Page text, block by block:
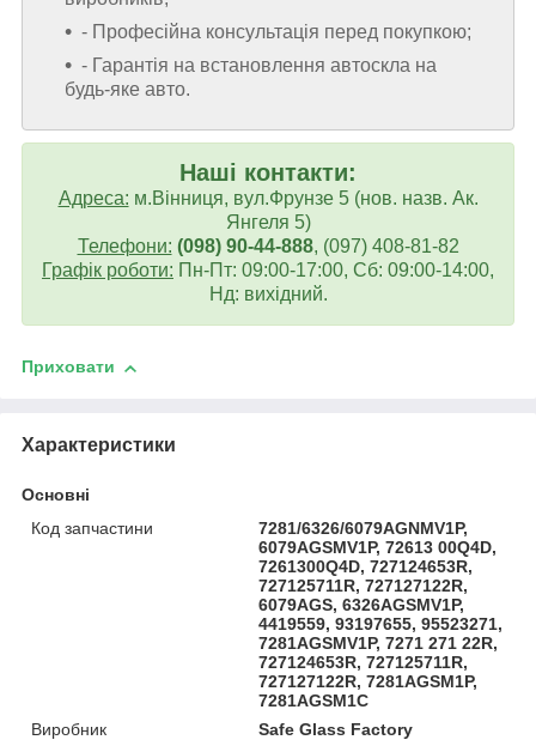
- Професійна консультація перед покупкою;
- Гарантія на встановлення автоскла на
будь-яке авто.
Наші контакти:
Адреса: м.Вінниця, вул.Фрунзе 5 (нов. назв. Ак.
Янгеля 5)
Телефони: (098) 90-44-888, (097) 408-81-82
Графік роботи: Пн-Пт: 09:00-17:00, Сб: 09:00-14:00,
Нд: вихідний.
Приховати
Характеристики
Основні
Код запчастини
7281/6326/6079AGNMV1P,
6079AGSMV1P, 72613 00Q4D,
7261300Q4D, 727124653R,
727125711R, 727127122R,
6079AGS, 6326AGSMV1P,
4419559, 93197655, 95523271,
7281AGSMV1P, 7271 271 22R,
727124653R, 727125711R,
727127122R, 7281AGSM1P,
7281AGSM1C
Виробник
Safe Glass Factory